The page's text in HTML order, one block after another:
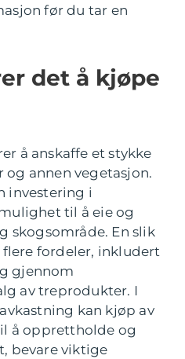
før du tar en
det å kjøpe
å anskaffe et stykke
annen vegetasjon.
investering i
til å eie og
skogsområde. En slik
fordeler, inkludert
gjennom
av treprodukter. I
kan kjøp av
å opprettholde og
bevare viktige